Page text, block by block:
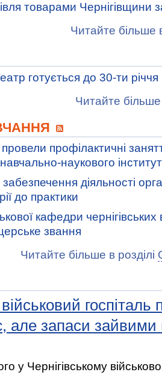
товарами Чернігівщини
Читайте більше
готується до 30-ти річчя
Читайте більше
профілактичні
наукового
діяльності
до практики
кафедри
звання
Читайте більше в розділі
госпіталь
але запаси
у Чернігівському